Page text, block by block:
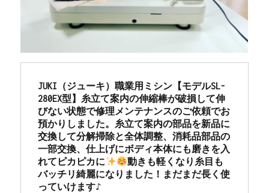
JUKI（ジューキ）職業用ミシン【モデルSL-
280EX型】糸立て案内の伸縮棒が破損して伸
びない状態で修理メンテナンスのご依頼でお
預かりしました。糸立て案内の部品を新品に
交換して分解掃除と全体調整、消耗品部品の
一部交換、仕上げにボディ本体にも磨きを入
れてピカピカに
動きも軽くなり糸目も
バッチリ綺麗になりました！まだまだ長く使
っていけます♪